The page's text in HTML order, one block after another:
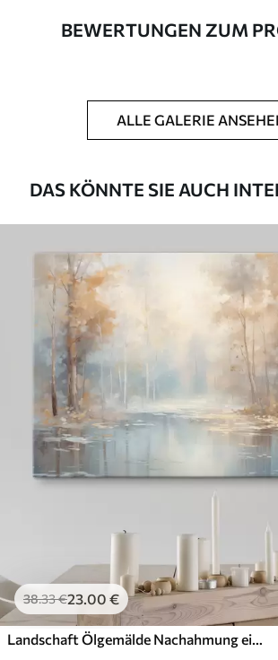
UWALLS
Sie können eine
Kunststoffgewebe
Von46.00 €
Lebendige, satte Farben
Lichtecht
✓ Sichere, geruchlose Tinten
✗ Leinwandähnliche Oberfläche
✗ Umweltfreundlich
Künstliche Leinwand
Von58.00€
✓ Lebendige, satte Farben
Leinwandähnliche Oberfläche
Öko-Premium
Von72.00€
BEWERTUNGEN ZUM
ALLE GALERIE
DAS KÖNNTE SIE AUCH
38.33€23.00 €
Landschaft Ölgemälde Nachahmung eines ruhigen Flusses reflektiert das weiche Licht, umgeben von Herbstbäumen